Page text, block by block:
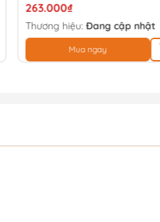
263.000₫
Thương hiệu:Đang cập nhật
Mua ngay